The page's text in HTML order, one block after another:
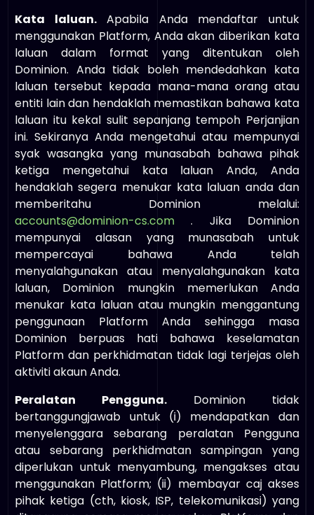
Kata laluan.Apabila Anda mendaftar untuk
menggunakan Platform, Anda akan diberikan kata
laluan dalam format yang ditentukan oleh
Dominion. Anda tidak boleh mendedahkan kata
laluan tersebut kepada mana-mana orang atau
entiti lain dan hendaklah memastikan bahawa kata
laluan itu kekal sulit sepanjang tempoh Perjanjian
ini. Sekiranya Anda mengetahui atau mempunyai
syak wasangka yang munasabah bahawa pihak
ketiga mengetahui kata laluan Anda, Anda
hendaklah segera menukar kata laluan anda dan
memberitahu Dominion melalui:
accounts@dominion-cs.com . Jika Dominion
mempunyai alasan yang munasabah untuk
mempercayai bahawa Anda telah
menyalahgunakan atau menyalahgunakan kata
laluan, Dominion mungkin memerlukan Anda
menukar kata laluan atau mungkin menggantung
penggunaan Platform Anda sehingga masa
Dominion berpuas hati bahawa keselamatan
Platform dan perkhidmatan tidak lagi terjejas oleh
aktiviti akaun Anda.
Peralatan Pengguna. Dominion tidak
bertanggungjawab untuk (i) mendapatkan dan
menyelenggara sebarang peralatan Pengguna
atau sebarang perkhidmatan sampingan yang
diperlukan untuk menyambung, mengakses atau
menggunakan Platform; (ii) membayar caj akses
pihak ketiga (cth, kiosk, ISP, telekomunikasi) yang